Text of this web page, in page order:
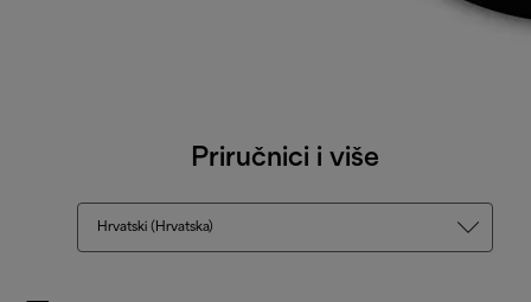
Priručnici i više
Hrvatski (Hrvatska)